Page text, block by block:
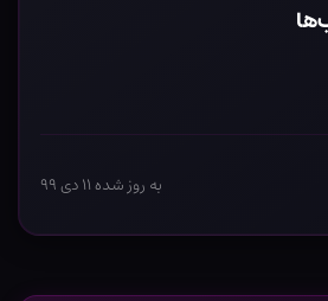
به روز شده ۱۱ دی ۹۹